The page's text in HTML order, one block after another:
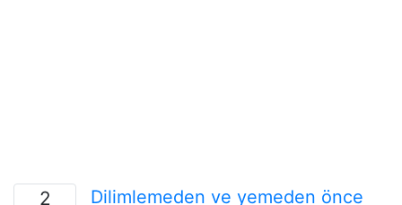
2
Dilimlemeden ve yemeden önce